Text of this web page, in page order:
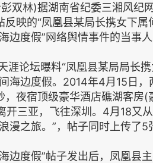
双林)据湖南省纪委三湘风纪
映的“凤凰县某局长携女下
边度假”网络舆情事件的当事人
涯论坛曝料“凤凰县某局局长
海边度假。2014年4月15日，
，夜宿顶级豪华酒店礁湖客房
三亚，飞往深圳。4月18又
漫之旅。”，帖子同时上传了5
边度假”帖子发出后，凤凰县